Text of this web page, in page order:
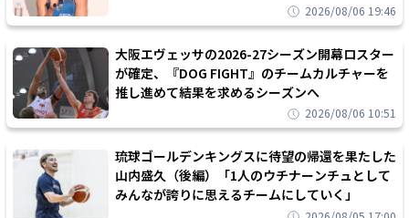
2026/08/06 19:46
大阪エヴェッサの2026-27シーズン開幕ロスター
が確定、『DOG FIGHT』のチームカルチャーを
推し進めて結果を求めるシーズンへ
2026/08/06 10:51
琉球ゴールデンキングスに待望の帰還を果たした
山内盛久（後編）「1人のウチナーンチュとして
みんなが誇りに思えるチームにしていく」